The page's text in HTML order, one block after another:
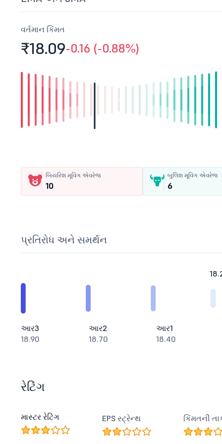
વર્તમાન કિંમત
₹18.09-0.16 (-0.88%)
બિયરિશ મૂવિંગ એવરેજ
10
બુલિશ મૂવિંગ એવરેજ
6
પ્રતિરોધ અને સમર્થન
આર3
18.90
આર2
18.70
આર1
18.40
રેટિંગ
માસ્ટર રેટિંગ EPS સ્ટ્રેન્થ કિંમતની